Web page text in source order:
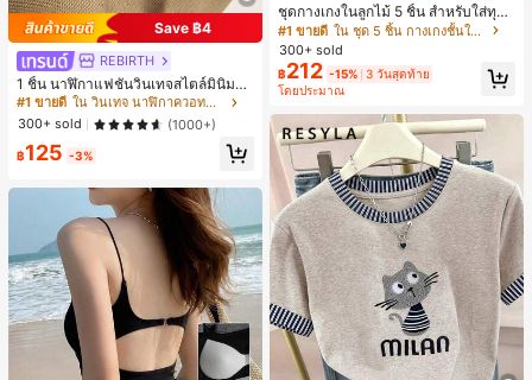
Save ฿4
REBIRTH
1 ชิ้น นาฬิกาแฟชั่นวินเทจสไตล์มินิมอล
เลขโรมันสำหรับผู้หญิง เหมาะสำหรับก
ารตกแต่งประจำวัน
#1 ขายดี
ใน วินเทจ นาฬิกาควอทซ์ผู้หญิง
300+ sold
(1000+)
฿125 -3%
ชุดกางเกงในลูกไม้ 5 ชิ้น สำหรับใส่ทุกวั
น
#1 ขายดี
ใน ชุด 5 ชิ้น กางเกงชั้นในผู้หญิง
300+ sold
฿212 -15% 3 วันสุดท้าย
โดยประมาณ